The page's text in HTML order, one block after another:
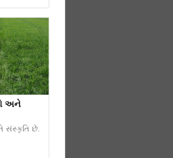
અને
સંસ્કૃતિ છે.